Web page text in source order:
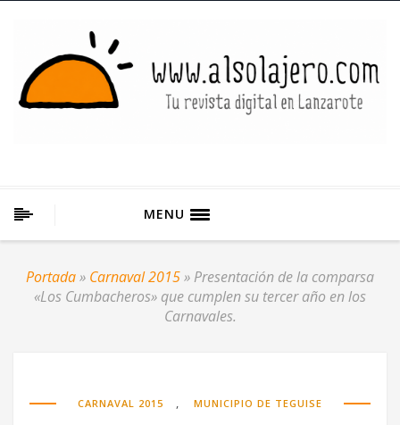
MENU
Portada» Carnaval 2015» Presentación de la comparsa
«Los Cumbacheros» que cumplen su tercer año en los
Carnavales.
CARNAVAL 2015 , MUNICIPIO DE TEGUISE